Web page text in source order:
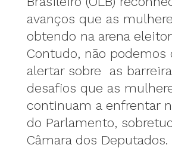
avanços que as
obtendo na arena
Contudo, não podemos
alertar sobre as
desafios que as
continuam a enfrentar
do Parlamento,
Câmara dos